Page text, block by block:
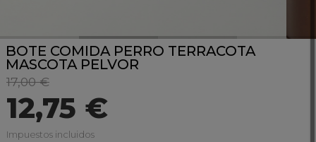
BOTE COMIDA PERRO TERRACOTA
MASCOTA PELVOR
17,00 €
12,75 €
Impuestos incluidos